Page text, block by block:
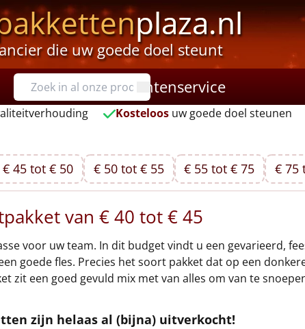
plaza.nl
die uw goede doel steunt
Klantenservice
Kosteloos uw goede doel steunen
€ 45 tot € 50 € 50 tot € 55 € 55 tot € 75 € 75
van € 40 tot € 45
voor uw team. In dit budget vindt u een gevarieerd,
goede fles. Precies het soort pakket dat op een
zit een goed gevuld mix met van alles om van te
zijn helaas al (bijna) uitverkocht!